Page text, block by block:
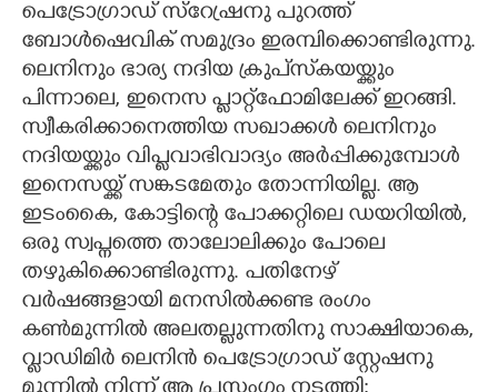
പെട്രോഗ്രാഡ് സ്റ്രേഷനു പുറത്ത്
ബോൾഷെവിക് സമുദ്രം ഇരമ്പിക്കൊണ്ടിരുന്നു.
ലെനിനും ഭാര്യ നദിയ ക്രുപ്‌സ്‌കയയ്ക്കും
പിന്നാലെ,​ ഇനെസ പ്ളാറ്റ്ഫോമിലേക്ക് ഇറങ്ങി.
സ്വീകരിക്കാനെത്തിയ സഖാക്കൾ ലെനിനും
നദിയയ്ക്കും വിപ്ളവാഭിവാദ്യം അർപ്പിക്കുമ്പോൾ
ഇനെസയ്ക്ക് സങ്കടമേതും തോന്നിയില്ല. ആ
ഇടംകൈ,​ കോട്ടിന്റെ പോക്കറ്റിലെ ഡയറിയിൽ,​
ഒരു സ്വപ്നത്തെ താലോലിക്കും പോലെ
തഴുകിക്കൊണ്ടിരുന്നു. പതിനേഴ്
വർഷങ്ങളായി മനസിൽക്കണ്ട രംഗം
കൺമുന്നിൽ അലതല്ലുന്നതിനു സാക്ഷിയാകെ,​
വ്ളാഡിമിർ ലെനിൻ പെട്രോഗ്രാഡ് സ്റ്റേഷനു